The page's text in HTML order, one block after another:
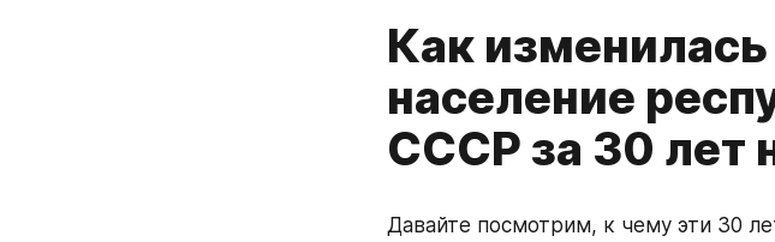
Как
население
СССР за 30 лет
Давайте посмотрим, к чему эти 30